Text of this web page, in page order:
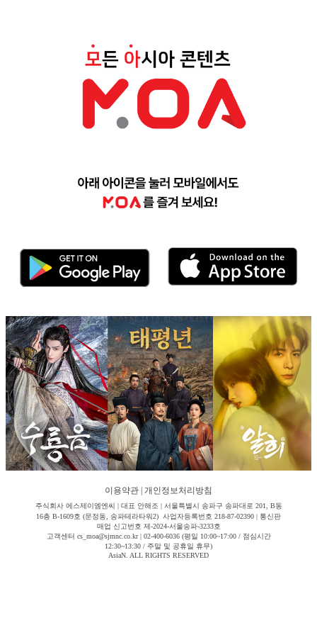
이용약관 개인정보처리방침
주식회사 에스제이엠엔씨 | 대표 안해조 | 서울특별시 송파구 송파대로 201, B동
16층 B-1609호 (문정동, 송파테라타워2) 사업자등록번호 218-87-02390 | 통신판
매업 신고번호 제-2024-서울송파-3233호
고객센터 cs_moa@sjmnc.co.kr | 02-400-6036 (평일 10:00~17:00 / 점심시간
12:30~13:30 / 주말 및 공휴일 휴무)
AsiaN. ALL RIGHTS RESERVED